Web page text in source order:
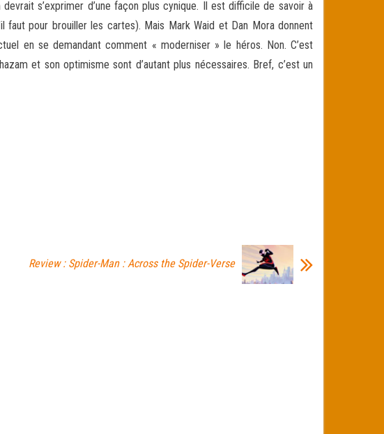
s’exprimer d’une façon plus cynique. Il est difficile de savoir à
pour brouiller les cartes). Mais Mark Waid et Dan Mora donnent
en se demandant comment « moderniser » le héros. Non. C’est
et son optimisme sont d’autant plus nécessaires. Bref, c’est un
Review : Spider-Man : Across the Spider-Verse